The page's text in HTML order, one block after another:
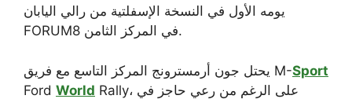
يومه الأول في النسخة الإسفلتية من رالي اليابان
FORUM8 في المركز الثامن.
يحتل جون أرمسترونج المركز التاسع مع فريق M-Sport
Ford World Rally، على الرغم من رعي حاجز في